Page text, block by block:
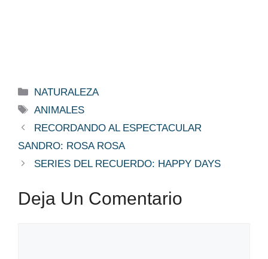
Categorías
NATURALEZA
Etiquetas
ANIMALES
RECORDANDO AL ESPECTACULAR
SANDRO: ROSA ROSA
SERIES DEL RECUERDO: HAPPY DAYS
Deja Un Comentario